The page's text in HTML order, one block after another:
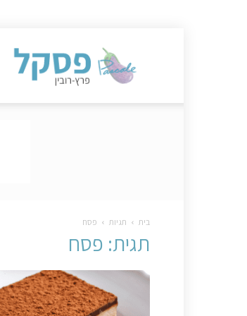
הקולינרי
פסקל
בית תגיות פסח
תגית: פסח